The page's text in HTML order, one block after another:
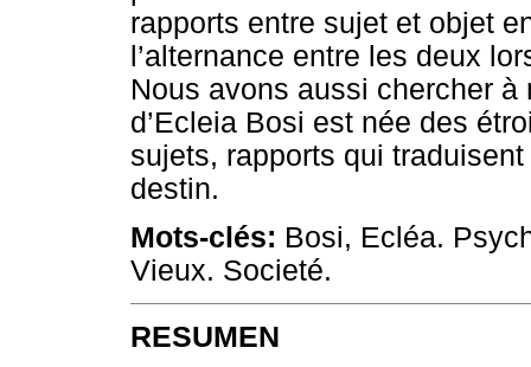
rapports entre sujet et objet
l’alternance entre les deux
Nous avons aussi chercher à
d’Ecleia Bosi est née des
sujets, rapports qui
destin.
Mots-clés: Bosi, Ecléa.
Vieux. Societé.
RESUMEN